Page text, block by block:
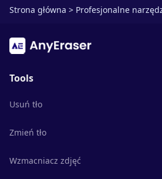
Strona główna > Profesjonalne
Tools
Usuń tło
Zmień tło
Wzmacniacz zdjęć